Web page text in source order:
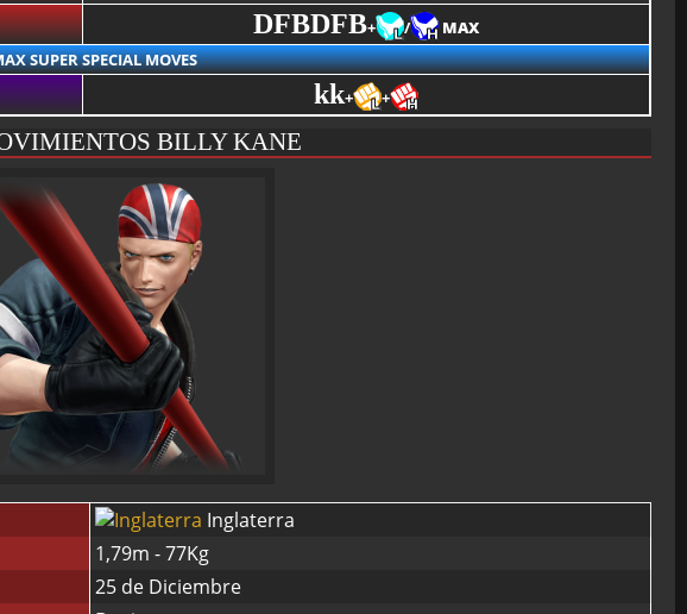
DFBDFB+ /
MAX
SUPER SPECIAL MOVES
kk+ +
BILLY KANE
Inglaterra
1,79m - 77Kg
25 de Diciembre